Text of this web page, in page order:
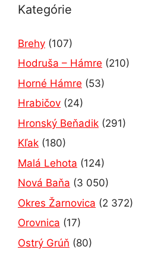
Kategórie
Brehy (107)
Hodruša – Hámre (210)
Horné Hámre (53)
Hrabičov (24)
Hronský Beňadik (291)
Kľak (180)
Malá Lehota (124)
Nová Baňa (3 050)
Okres Žarnovica (2 372)
Orovnica (17)
Ostrý Grúň (80)